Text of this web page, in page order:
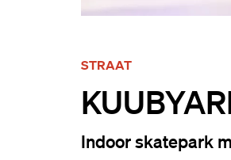
Indoor skatepark
STRAAT